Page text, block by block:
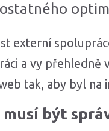
externí
a vy přehledně
tak, aby byl na
musí být